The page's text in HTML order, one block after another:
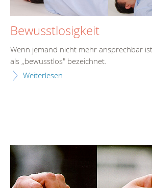
Bewusstlosigkeit
Wenn jemand nicht mehr ansprechbar
als „bewusstlos" bezeichnet.
Weiterlesen